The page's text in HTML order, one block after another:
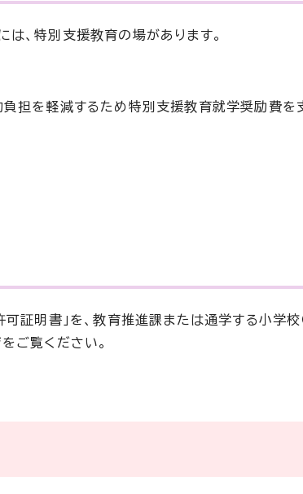
、特別支援教育の場があります。
担を軽減するため特別支援教育就学奨励費を
証明書」を、教育推進課または通学する小学校
ご覧ください。